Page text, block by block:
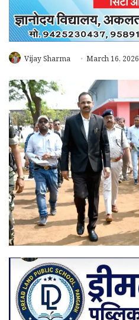
Vijay Sharma March 16, 2026